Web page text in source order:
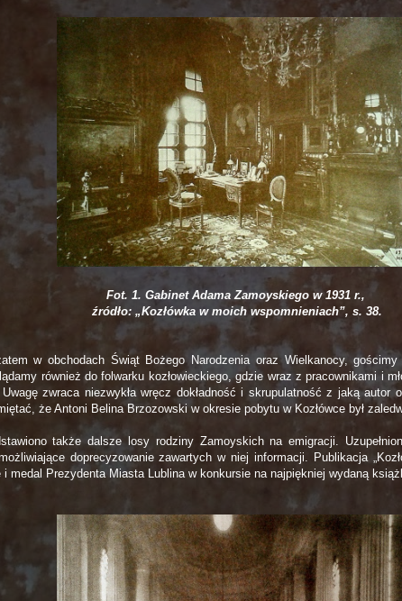
Fot. 1. Gabinet Adama Zamoyskiego w 1931 r.,
źródło: „Kozłówka w moich wspomnieniach”, s. 38.
w obchodach Świąt Bożego Narodzenia oraz Wielkanocy,
również do folwarku kozłowieckiego, gdzie wraz z pracownikami i
zwraca niezwykła wręcz dokładność i skrupulatność z jaką autor
że Antoni Belina Brzozowski w okresie pobytu w Kozłówce był
także dalsze losy rodziny Zamoyskich na emigracji.
doprecyzowanie zawartych w niej informacji. Publikacja
i medal Prezydenta Miasta Lublina w konkursie na najpiękniej wydaną